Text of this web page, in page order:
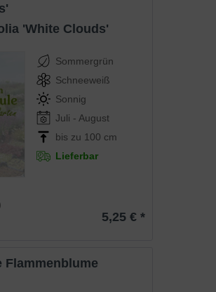
'White Clouds'
Sommergrün
Schneeweiß
Sonnig
Juli - August
bis zu 100 cm
Lieferbar
5,25 € *